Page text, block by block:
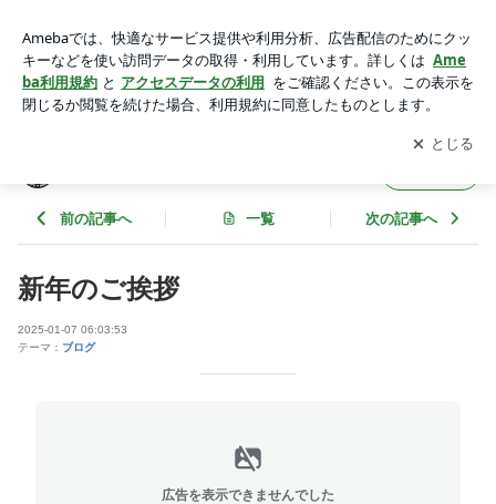
アプリをダウンロードして ブログの更新通知
を受け取りまし
ょう。
開く
前の記事へ 一覧 次の記事へ
新年のご挨拶
2025-01-07 06:03:53
テーマ： ブログ
広告を表示できませんでした